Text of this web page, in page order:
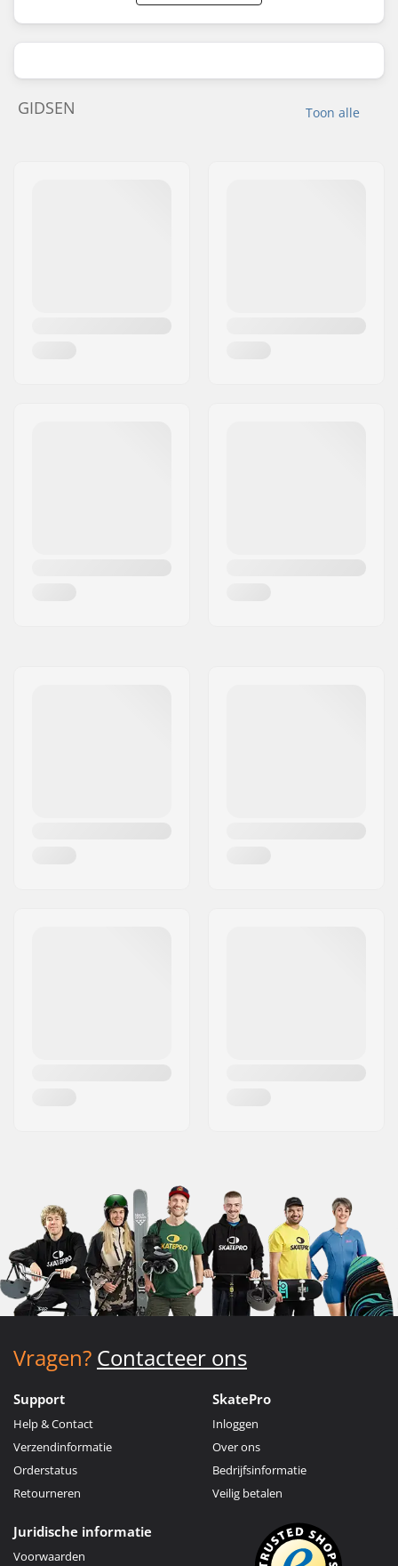
Toon alle
GIDSEN
Vragen? Contacteer ons
Support
Help & Contact
Verzendinformatie
Orderstatus
Retourneren
SkatePro
Inloggen
Over ons
Bedrijfsinformatie
Veilig betalen
Juridische informatie
Voorwaarden